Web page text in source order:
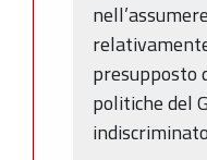
presupposto
politiche del